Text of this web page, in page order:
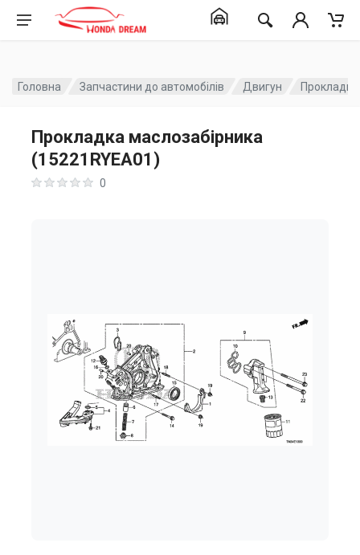
Головна Запчастини до автомобілів Двигун Прокладка
Прокладка маслозабірника
(15221RYEA01)
0